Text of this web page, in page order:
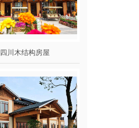
四川木结构房屋